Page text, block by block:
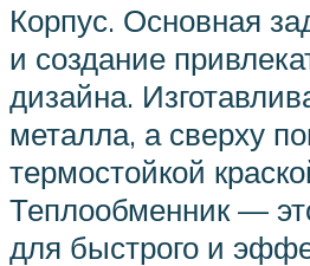
Корпус. Основная
и создание
дизайна.
металла, а сверху
термостойкой
Теплообменник —
для быстрого и